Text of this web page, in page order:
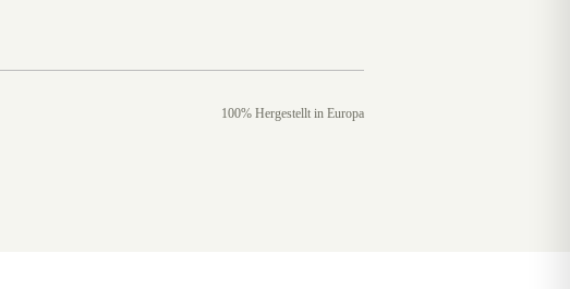
100% Hergestellt in Europa